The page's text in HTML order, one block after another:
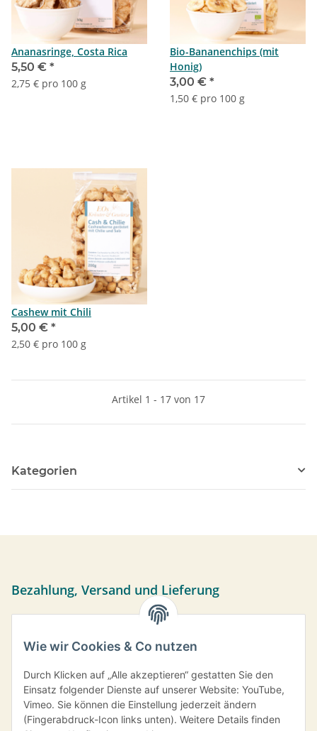
Ananasringe, Costa Rica
5,50 € *
2,75 € pro 100 g
Bio-Bananenchips (mit
Honig)
3,00 € *
1,50 € pro 100 g
Cashew mit Chili
5,00 € *
2,50 € pro 100 g
Artikel 1 - 17 von 17
Kategorien
Bezahlung, Versand und Lieferung
Sie können per Vorkasse, PayPal oder bei Abholung bar
übermittelt.
Versand frei ab einem Bestellwert von 35,- € innerhalb
Deutschlands.
Information
Wie wir Cookies & Co nutzen
Durch Klicken auf „Alle akzeptieren“ gestatten Sie den
Einsatz folgender Dienste auf unserer Website: YouTube,
Vimeo. Sie können die Einstellung jederzeit ändern
(Fingerabdruck-Icon links unten). Weitere Details finden